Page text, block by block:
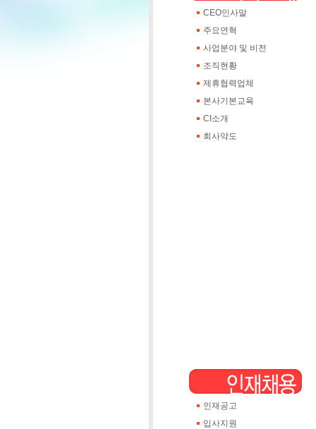
CEO인사말
주요연혁
사업분야 및 비전
조직현황
제휴협력업체
본사기본교육
CI소개
회사약도
인재공고
입사지원